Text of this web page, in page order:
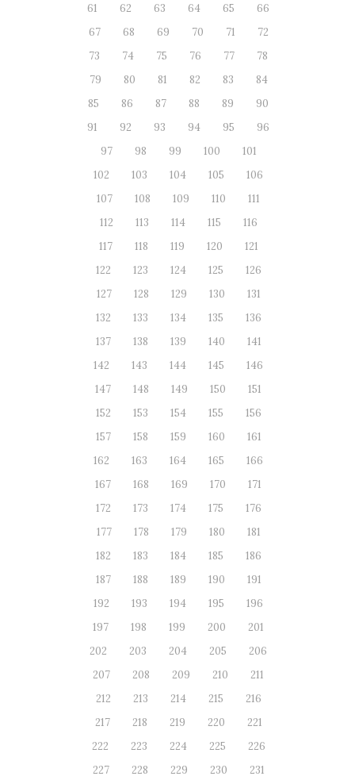
61
62 63 64 65
66
67
68 69 70 71
72
73
74 75 76 77
78
79
80 81 82 83
84
85
86 87 88 89
90
91
92 93 94 95
96
97
98 99 100
101
102
103 104 105
106
107
108 109 110
111
112
113 114 115
116
117
118 119 120
121
122
123 124 125
126
127
128 129 130
131
132
133 134 135
136
137
138 139 140
141
142
143 144 145
146
147
148 149 150
151
152
153 154 155
156
157
158 159 160
161
162
163 164 165
166
167
168 169 170
171
172
173 174 175
176
177
178 179 180
181
182
183 184 185
186
187
188 189 190
191
192
193 194 195
196
197
198 199 200
201
202
203 204 205
206
207
208 209 210
211
212
213 214 215
216
217
218 219 220
221
222
223 224 225
226
227
228 229 230
231